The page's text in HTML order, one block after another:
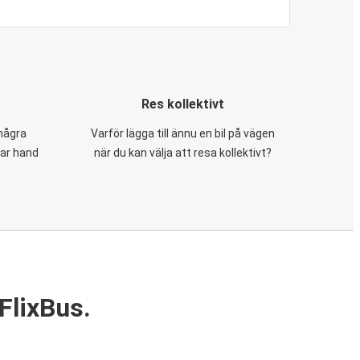
hand
Res kollektivt
Varför lägga till ännu en bil på vägen
när du kan välja att resa kollektivt?